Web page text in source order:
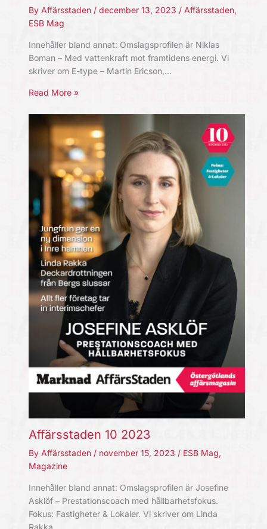
By Affärsstaden / december 13, 2023 / Affärsstaden,
ESB Mag
Innehåller bland annat: Omslagsprofilen är Niklas
Boman – Med vattenkraft mot framtidens energi. Vi
skriver om E-type – Martin Ericson,…
Read More »
Affärsstaden 10 2023
By Affärsstaden / november 15, 2023 / ESB Mag,
Magazine
Innehåller bland annat: Omslagsprofilen är Josefine
Asklöf – Prestationscoach med hållbarhetsfokus.
Fokus: Fastigheter & Lokaler. Vi skriver om Linda
Rakka,…